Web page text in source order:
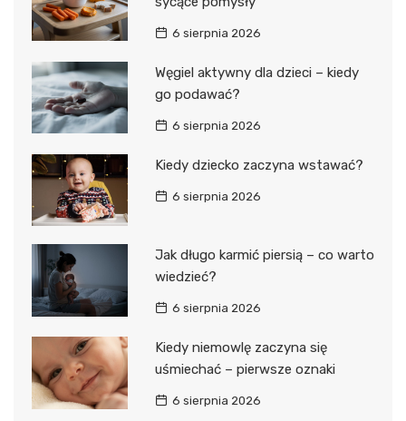
6 sierpnia 2026
Węgiel aktywny dla dzieci – kiedy
go podawać?
6 sierpnia 2026
Kiedy dziecko zaczyna wstawać?
6 sierpnia 2026
Jak długo karmić piersią – co warto
wiedzieć?
6 sierpnia 2026
Kiedy niemowlę zaczyna się
uśmiechać – pierwsze oznaki
6 sierpnia 2026